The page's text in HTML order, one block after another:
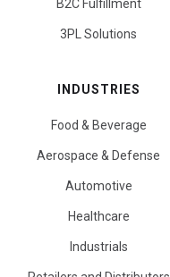
B2C Fulfillment
3PL Solutions
INDUSTRIES
Food & Beverage
Aerospace & Defense
Automotive
Healthcare
Industrials